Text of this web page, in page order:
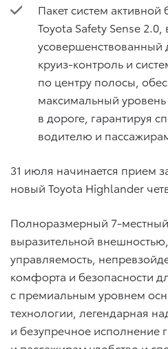
Пакет систем активной
Toyota Safety Sense
усовершенствованный
круиз-контроль и
по центру полосы,
максимальный уровень
в дороге, гарантируя
водителю и
31 июля начинается прием
новый Toyota Highlander
Полноразмерный 7-
выразительной
управляемость,
комфорта и безопасности
с премиальным уровнем
технологии, легендарная
и безупречное исполнение